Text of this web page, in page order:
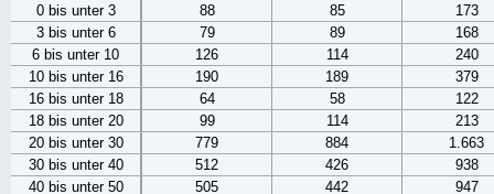
0 bis unter 3
88 85
173
3 bis unter 6
79 89
168
6 bis unter 10
126 114
240
10 bis unter 16
190 189
379
16 bis unter 18
64 58
122
18 bis unter 20
99 114
213
20 bis unter 30
779 884
1.663
30 bis unter 40
512 426
938
40 bis unter 50
505 442
947